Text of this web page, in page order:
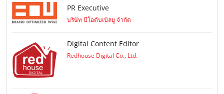
PR Executive
บริษัท บีโอดับเบิลยู จำกัด
Digital Content Editor
Redhouse Digital Co., Ltd.